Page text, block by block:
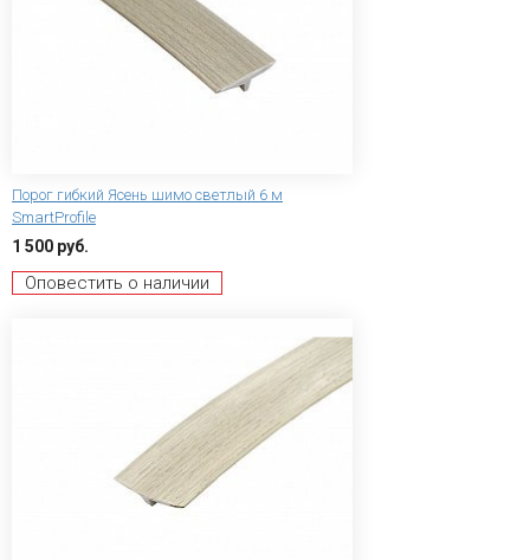
Порог гибкий Ясень шимо светлый 6 м
SmartProfile
1 500 руб.
Оповестить о наличии